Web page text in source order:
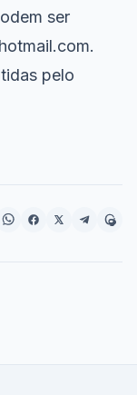
ser
.
pelo